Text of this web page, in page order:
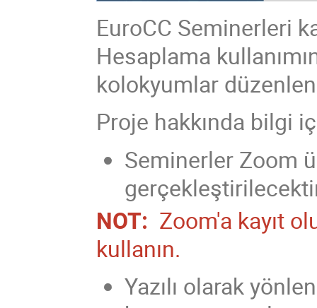
EuroCC Seminerleri
Hesaplama
kolokyumlar
Proje hakkında bilgi
Seminerler Zoom
NOT: Zoom'a kayıt
kullanın.
Yazılı olarak